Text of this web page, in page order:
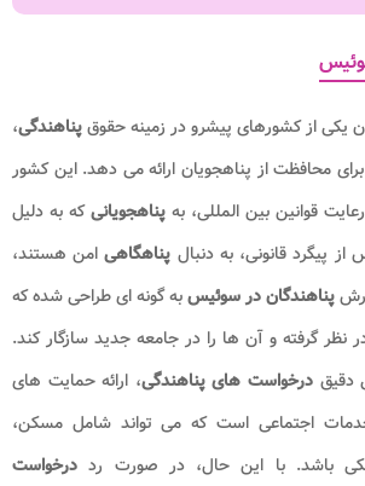
یکی از کشورهای پیشرو در زمینه حقوقپناهندگی،
محافظت از پناهجویان ارائه می دهد. این کشور
قوانین بین المللی، به پناهجویانیکه به دلیل
پیگرد قانونی، به دنبال پناهگاهیامن هستند،
پناهندگان در سوئیسبه گونه ای طراحی شده که
نظر گرفته و آن ها را در جامعه جدید سازگار کند.
دقیق درخواست های پناهندگی، ارائه حمایت های
اجتماعی است که می تواند شامل مسکن،
باشد. با این حال، در صورت رد درخواست